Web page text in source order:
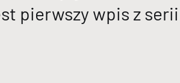
pierwszy wpis z serii